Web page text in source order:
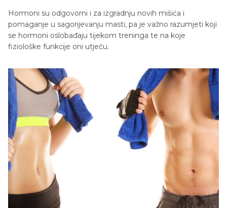
Hormoni su odgovorni i za izgradnju novih mišića i
pomaganje u sagorijevanju masti, pa je važno razumjeti koji
se hormoni oslobađaju tijekom treninga te na koje
fiziološke funkcije oni utječu.